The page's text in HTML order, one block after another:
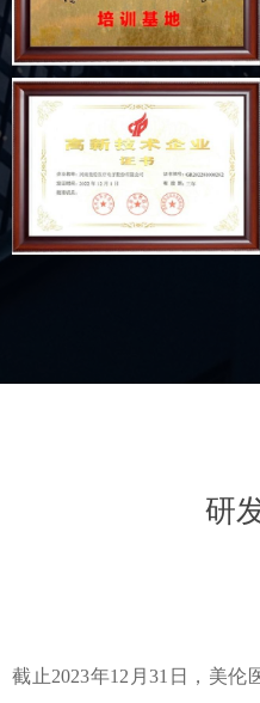
研
截止2023年12月31日，美伦